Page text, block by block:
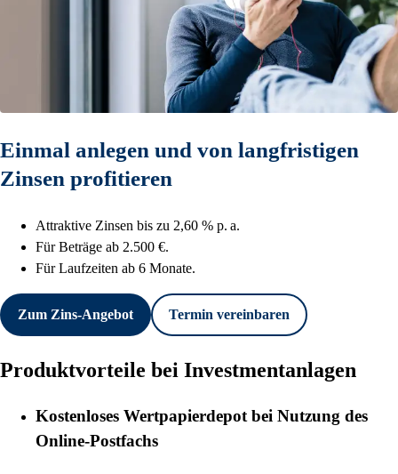
Einmal anlegen und von langfristigen
Zinsen profitieren
Attraktive Zinsen bis zu 2,60 % p. a.
Für Beträge ab 2.500 €.
Für Laufzeiten ab 6 Monate.
Zum Zins-Angebot Termin vereinbaren
Produktvorteile bei Investmentanlagen
Kostenloses Wertpapierdepot bei Nutzung des
Online-Postfachs